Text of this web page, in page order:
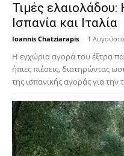
Τιμές
Ισπανία και Ιταλία
Ioannis Chatziarapis - 1
Η εγχώρια αγορά του έξτρα
ήπιες πιέσεις, διατηρώντας
της ισπανικής αγοράς για την